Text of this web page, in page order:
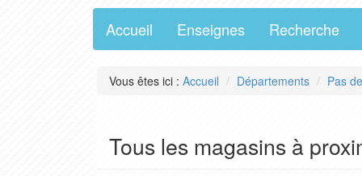
Accueil Enseignes Recherche
Vous êtes ici : Accueil Départements Pas
Tous les magasins à